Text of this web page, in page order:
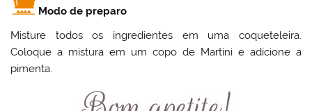
Modo de preparo
Misture todos os ingredientes em uma coqueteleira.
Coloque a mistura em um copo de Martini e adicione a
pimenta.